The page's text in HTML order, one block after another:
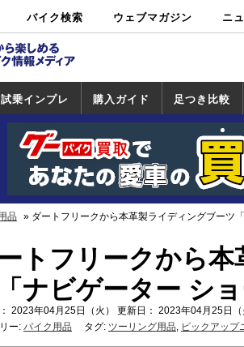
バイク検索
中古バイ
ク・新車検
カタログ検
索
ショップ検
索
ウェブマガジン ニ
試乗インプレ
試乗インプレ
一覧
ホンダ
ヤマハ
スズキ
カワサキ
ハーレー
BMW
トライアンフ
ドゥカティ
購入ガイド
一覧
足つき比較
品 ダートフリークから本革製ライディングブーツ
トフリークから
ナビゲーター シ
2023年04月25日（火） 更新日： 2023年04月25日（
ー: バイク用品 タグ: ツーリング用品, ピックアップ